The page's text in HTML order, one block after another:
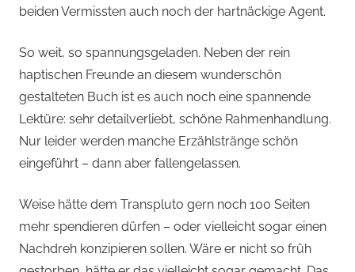
beiden Vermissten auch noch der hartnäckige Agent.
So weit, so spannungsgeladen. Neben der rein
haptischen Freunde an diesem wunderschön
gestalteten Buch ist es auch noch eine spannende
Lektüre: sehr detailverliebt, schöne Rahmenhandlung.
Nur leider werden manche Erzählstränge schön
eingeführt – dann aber fallengelassen.
Weise hätte dem Transpluto gern noch 100 Seiten
mehr spendieren dürfen – oder vielleicht sogar einen
Nachdreh konzipieren sollen. Wäre er nicht so früh